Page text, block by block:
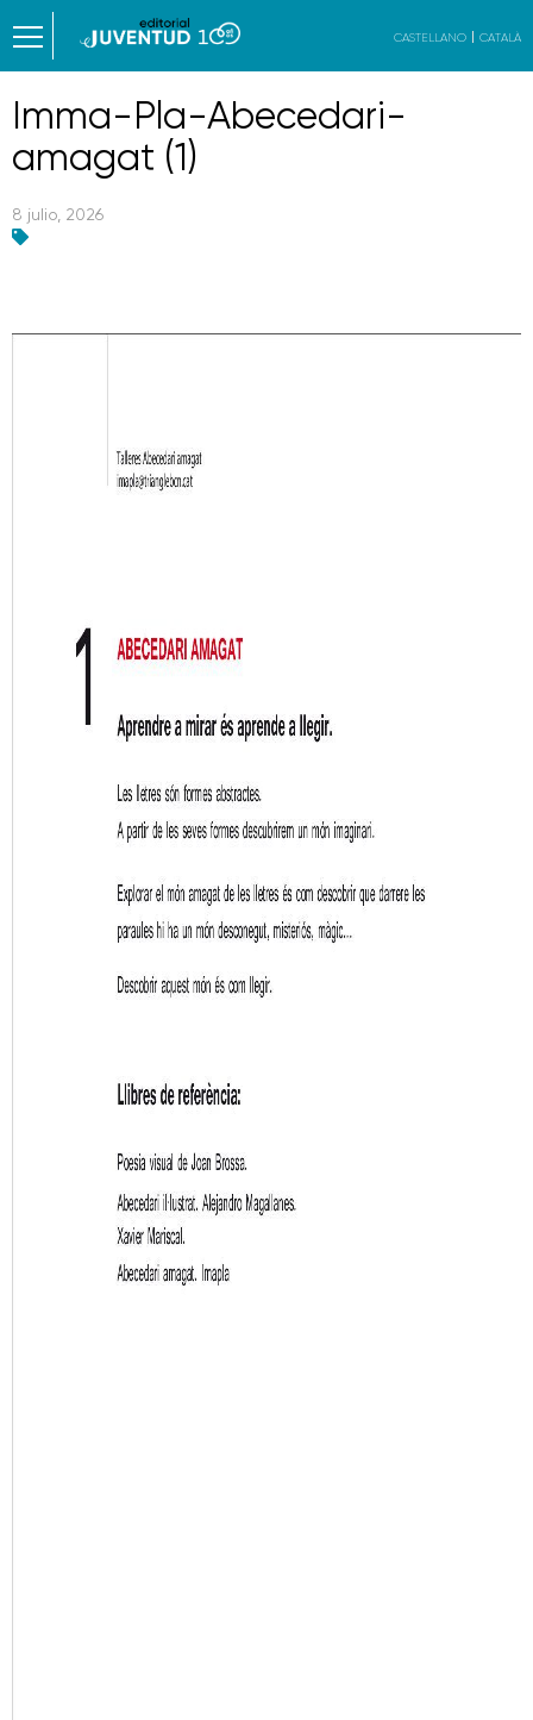
CASTELLANO CATALÀ
Imma-Pla-Abecedari-
amagat (1)
8 julio, 2026